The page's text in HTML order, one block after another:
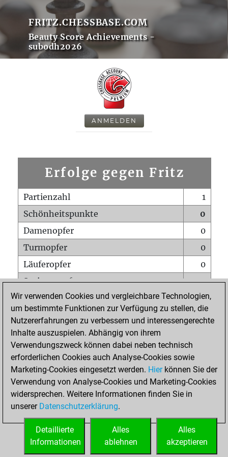
FRITZ.CHESSBASE.COM
Beauty Score Achievements -
subodh2026
ANMELDEN
Erfolge gegen Fritz
Partienzahl
1
Schönheitspunkte
0
Damenopfer
0
Turmopfer
0
Läuferopfer
0
Springeropfer
0
Bauernopfer
0
Matt auf vollem Brett
0
Bauer setzt Matt
Erstickte Matts
Unterverwandlungen
0
Türme auf der siebten
0
STARTSEITE
Wir verwenden Cookies und vergleichbare Technologien,
um bestimmte Funktionen zur Verfügung zu stellen, die
Nutzererfahrungen zu verbessern und interessengerechte
Inhalte auszuspielen. Abhängig von ihrem
Verwendungszweck können dabei neben technisch
erforderlichen Cookies auch Analyse-Cookies sowie
Marketing-Cookies eingesetzt werden. Hierkönnen Sie der
Verwendung von Analyse-Cookies und Marketing-Cookies
widersprechen. Weitere Informationen finden Sie in
unserer Datenschutzerklärung.
Alles
akzeptieren
Alles
ablehnen
Detaillierte
Informationen